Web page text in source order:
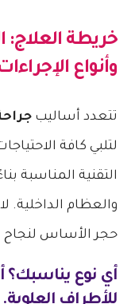
خريطة العلاج:
وأنواع
تتعدد أساليب
لتلبي كافة
التقنية المناسبة
والعظام
حجر الأساس لنجاح
أي نوع يناسبك؟